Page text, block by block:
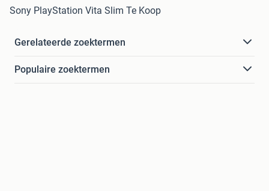
Sony PlayStation Vita Slim Te Koop
Gerelateerde zoektermen
Populaire zoektermen